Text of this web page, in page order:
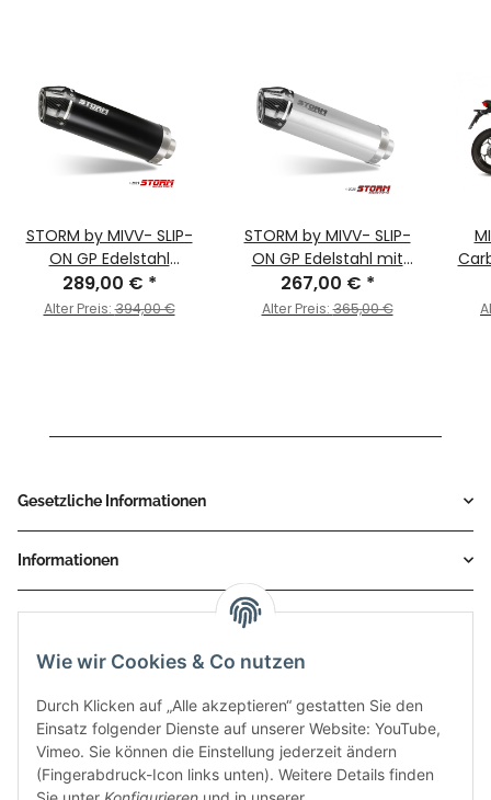
Wie wir Cookies & Co nutzen
Durch Klicken auf „Alle akzeptieren“ gestatten Sie den
Einsatz folgender Dienste auf unserer Website: YouTube,
Vimeo. Sie können die Einstellung jederzeit ändern
(Fingerabdruck-Icon links unten). Weitere Details finden
STORM by MIVV- SLIP-
ON GP Edelstahl
schwarz mit
Carbonendkappe für
289,00 € *
Alter Preis:394,00 €
STORM by MIVV- SLIP-
ON GP Edelstahl mit
Carbonendkappe für
KAWASAKI Z300 Bj. 2015
267,00 € *
Alter Preis:365,00 €
Gesetzliche Informationen
Informationen